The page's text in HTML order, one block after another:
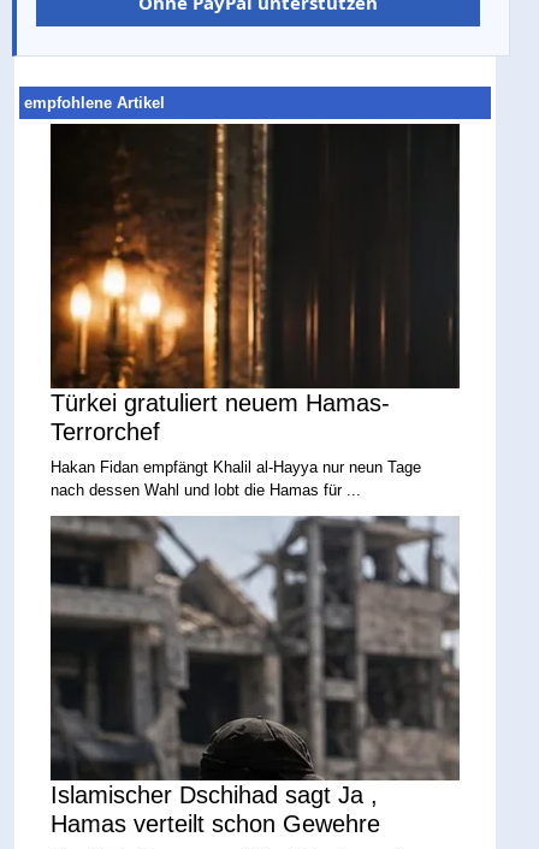
empfohlene Artikel
Türkei gratuliert neuem Hamas-
Terrorchef
Hakan Fidan empfängt Khalil al-Hayya nur neun Tage
nach dessen Wahl und lobt die Hamas für ...
Islamischer Dschihad sagt Ja ,
Hamas verteilt schon Gewehre